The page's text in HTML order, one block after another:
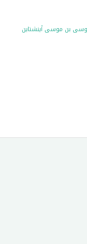
بن موسى أينشتاين